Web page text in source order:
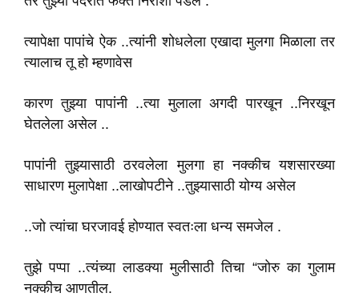
त्यापेक्षा पापांचे ऐक ..त्यांनी शोधलेला एखादा मुलगा मिळाला तर
त्यालाच तू हो म्हणावेस
कारण तुझ्या पापांनी ..त्या मुलाला अगदी पारखून ..निरखून
घेतलेला असेल ..
पापांनी तुझ्यासाठी ठरवलेला मुलगा हा नक्कीच यशसारख्या
साधारण मुलापेक्षा ..लाखोपटीने ..तुझ्यासाठी योग्य असेल
..जो त्यांचा घरजावई होण्यात स्वतःला धन्य समजेल .
तुझे पप्पा ..त्यंच्या लाडक्या मुलीसाठी तिचा “जोरु का गुलाम
नक्कीच आणतील.